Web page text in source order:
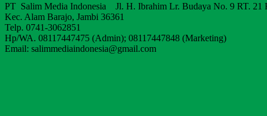
PT Salim Media Indonesia Jl. H. Ibrahim Lr. Budaya No. 9 RT. 21
Kec. Alam Barajo, Jambi 36361
Telp. 0741-3062851
Hp/WA. 08117447475 (Admin); 08117447848 (Marketing)
Email: salimmediaindonesia@gmail.com